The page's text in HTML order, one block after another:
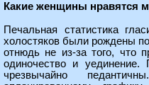
Какие женщины нравятся
Печальная статистика
холостяков были рождены
отнюдь не из-за того, что
одиночество и
чрезвычайно